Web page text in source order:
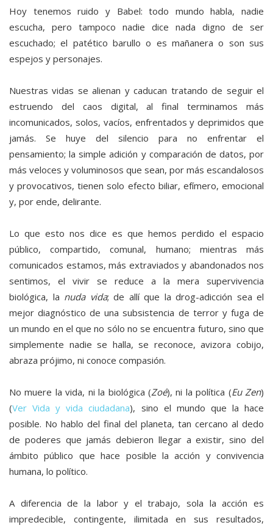
Hoy tenemos ruido y Babel: todo mundo habla, nadie
escucha, pero tampoco nadie dice nada digno de ser
escuchado; el patético barullo o es mañanera o son sus
espejos y personajes.
Nuestras vidas se alienan y caducan tratando de seguir el
estruendo del caos digital, al final terminamos más
incomunicados, solos, vacíos, enfrentados y deprimidos que
jamás. Se huye del silencio para no enfrentar el
pensamiento; la simple adición y comparación de datos, por
más veloces y voluminosos que sean, por más escandalosos
y provocativos, tienen solo efecto biliar, efímero, emocional
y, por ende, delirante.
Lo que esto nos dice es que hemos perdido el espacio
público, compartido, comunal, humano; mientras más
comunicados estamos, más extraviados y abandonados nos
sentimos, el vivir se reduce a la mera supervivencia
biológica, la nuda vida; de allí que la drog-adicción sea el
mejor diagnóstico de una subsistencia de terror y fuga de
un mundo en el que no sólo no se encuentra futuro, sino que
simplemente nadie se halla, se reconoce, avizora cobijo,
abraza prójimo, ni conoce compasión.
No muere la vida, ni la biológica (Zoé), ni la política (Eu Zen)
(Ver Vida y vida ciudadana), sino el mundo que la hace
posible. No hablo del final del planeta, tan cercano al dedo
de poderes que jamás debieron llegar a existir, sino del
ámbito público que hace posible la acción y convivencia
humana, lo político.
A diferencia de la labor y el trabajo, sola la acción es
impredecible, contingente, ilimitada en sus resultados,